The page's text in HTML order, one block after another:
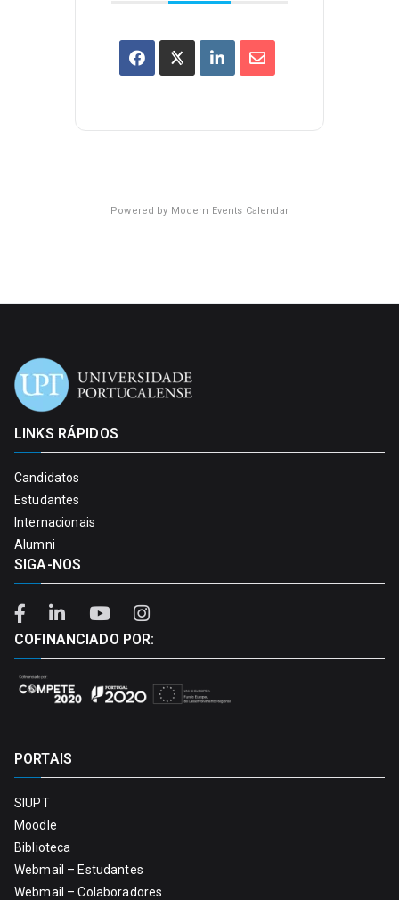
Powered by Modern Events Calendar
LINKS RÁPIDOS
Candidatos
Estudantes
Internacionais
Alumni
SIGA-NOS
COFINANCIADO POR:
PORTAIS
SIUPT
Moodle
Biblioteca
Webmail – Estudantes
Webmail – Colaboradores